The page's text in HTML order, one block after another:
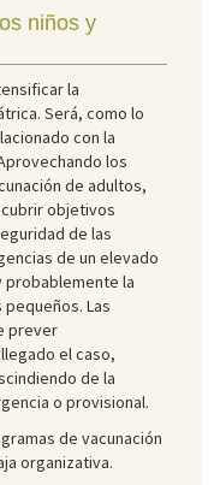
niños y
la
Será, como lo
con la
los
de adultos,
objetivos
de las
de un elevado
probablemente la
Las
prever
el caso,
de la
o provisional.
de vacunación
organizativa.